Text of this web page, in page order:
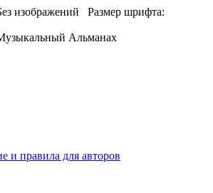
изображений
Размер шрифта:
Альманах
и правила для авторов